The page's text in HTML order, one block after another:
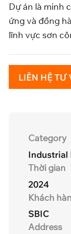
Dự án là minh
ứng và đồng
lĩnh vực sơn
LIÊN HỆ TƯ
Category
Industrial
Thời gian
2024
Khách
SBIC
Address